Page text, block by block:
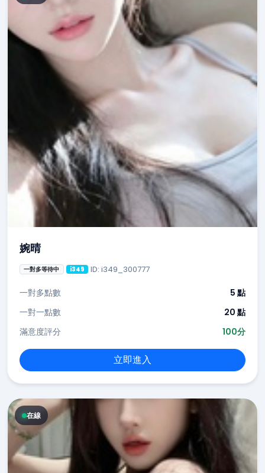
婉晴
一對多等待中 i349 ID: i349_300777
一對多點數
5 點
一對一點數
20 點
滿意度評分
100分
立即進入
在線